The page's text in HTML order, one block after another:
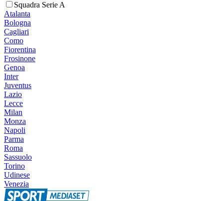
Squadra Serie A
Atalanta
Bologna
Cagliari
Como
Fiorentina
Frosinone
Genoa
Inter
Juventus
Lazio
Lecce
Milan
Monza
Napoli
Parma
Roma
Sassuolo
Torino
Udinese
Venezia